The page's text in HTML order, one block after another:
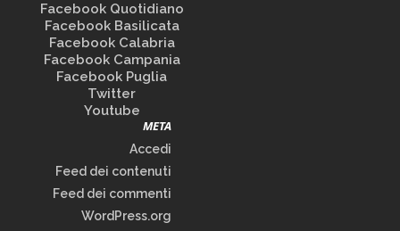
Facebook Quotidiano
Facebook Basilicata
Facebook Calabria
Facebook Campania
Facebook Puglia
Twitter
Youtube
META
Accedi
Feed dei contenuti
Feed dei commenti
WordPress.org